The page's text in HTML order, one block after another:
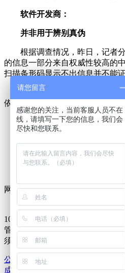
软件开发商：
并非用于辨别真伪
根据调查情况，昨日，记者分
的信息一部分来自权威性较高的
扫描条形码显示不出信息并不能
随后，记者与天津市物品编码
依法取得营业执照和相关合法经
随后记者也了解到，条形码也
还需用靠谱软件
既然如此，该如何借助软件扫
网站还推出国家食品(产品)安全
据网站负责人介绍，要做到食
100多个产品质量安全追溯应用
管理办法》中并未要求商品必须
须使用条形码。
公司简介|联系我们
成都厚广知识产权代理有限公司
请您留言
感谢您的关注，当前客服人员不在
线，请填写一下您的信息，我们会
尽快和您联系。